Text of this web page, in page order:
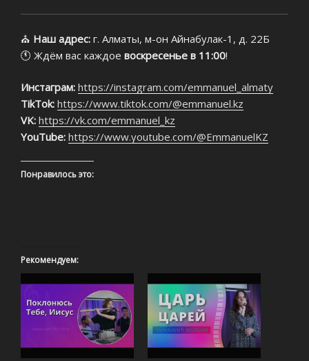
⛪ Наш адрес: г. Алматы, м-он Айнабулак-1, д. 22Б
🕚 Ждём вас каждое воскресенье в 11:00!
Инстаграм: https://instagram.com/emmanuel_almaty
TikTok: https://www.tiktok.com/@emmanuel.kz
VK: https://vk.com/emmanuel_kz
YouTube: https://www.youtube.com/@EmmanuelKZ
Понравилось это:
Рекомендуем: